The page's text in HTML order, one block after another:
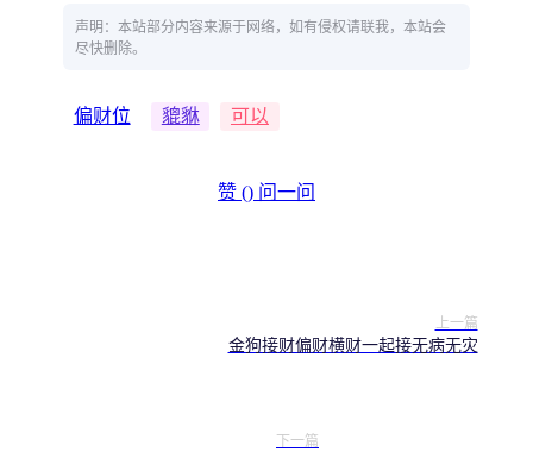
声明：本站部分内容来源于网络，如有侵权请联我，本站会
尽快删除。
偏财位 貔貅 可以
赞 () 问一问
上一篇
金狗接财偏财横财一起接无病无灾
下一篇